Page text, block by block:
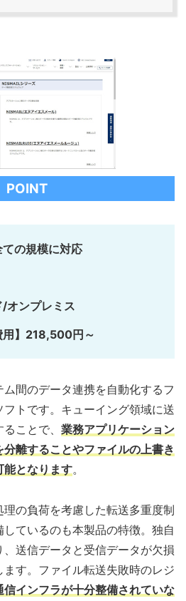
POINT
の規模に対応
オンプレミス
用】218,500円～
ム間のデータ連携を自動化するフ
トです。キューイング領域に送
ことで、 業務アプリケーション
離することやファイルの上書き
能となります。
の負荷を考慮した転送多重度制
ているのも本製品の特徴。独自
送信データと受信データが欠損
す。ファイル転送失敗時のレジ
信インフラが十分整備されていな